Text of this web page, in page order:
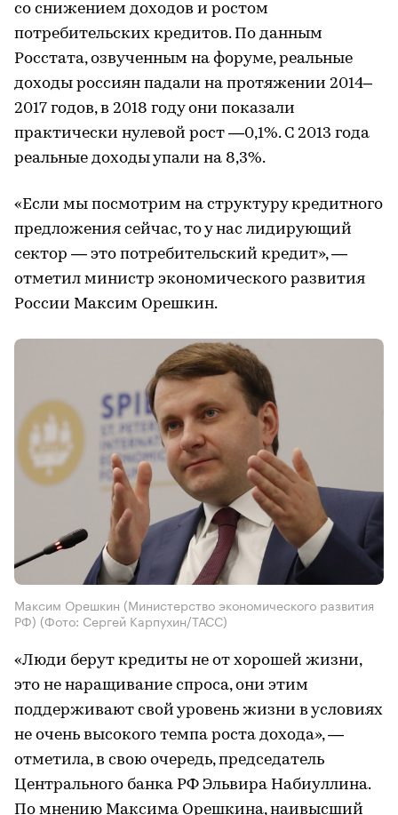
со снижением доходов и ростом
потребительских кредитов. По данным
Росстата, озвученным на форуме, реальные
доходы россиян падали на протяжении 2014–
2017 годов, в 2018 году они показали
практически нулевой рост —0,1%. С 2013 года
реальные доходы упали на 8,3%.
«Если мы посмотрим на структуру кредитного
предложения сейчас, то у нас лидирующий
сектор — это потребительский кредит», —
отметил министр экономического развития
России Максим Орешкин.
Максим Орешкин (Министерство экономического развития
РФ) (Фото: Сергей Карпухин/ТАСС)
«Люди берут кредиты не от хорошей жизни,
это не наращивание спроса, они этим
поддерживают свой уровень жизни в условиях
не очень высокого темпа роста дохода», —
отметила, в свою очередь, председатель
Центрального банка РФ Эльвира Набиуллина.
По мнению Максима Орешкина, наивысший